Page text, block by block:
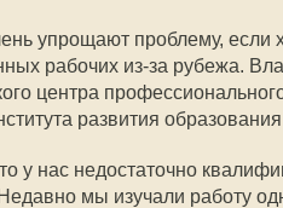
упрощают проблему, если
рабочих из-за рубежа.
центра
развития
у нас недостаточно
мы изучали работу